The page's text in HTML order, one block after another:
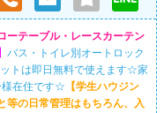
ーテーブル・レースカーテン
バス・トイレ別オートロック
トは即日無料で使えます☆家
様在住です☆ 【学生ハウジン
等の日常管理はもちろん、入